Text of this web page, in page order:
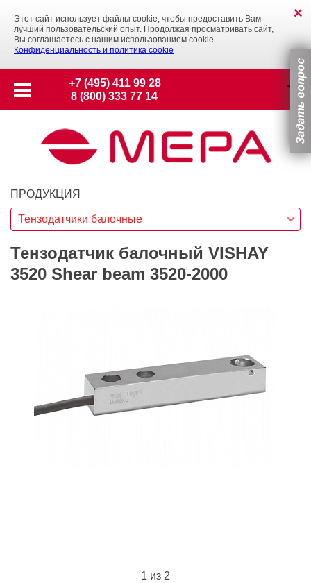
Этот сайт использует файлы cookie, чтобы предоставить Вам
лучший пользовательский опыт. Продолжая просматривать сайт,
Вы соглашаетесь с нашим использованием cookie.
Конфиденциальность и политика cookie
+7 (495) 411 99 28
8 (800) 333 77 14
ПРОДУКЦИЯ
Тензодатчики балочные
Тензодатчик балочный VISHAY
3520 Shear beam 3520-2000
1 из 2